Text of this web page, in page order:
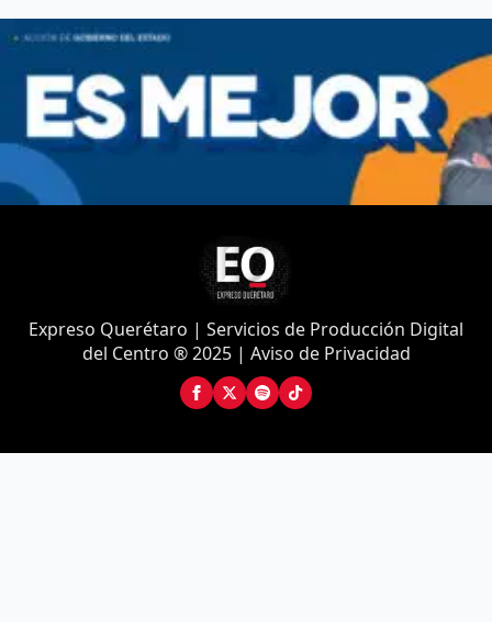
Expreso Querétaro | Servicios de Producción Digital
del Centro ® 2025 | Aviso de Privacidad